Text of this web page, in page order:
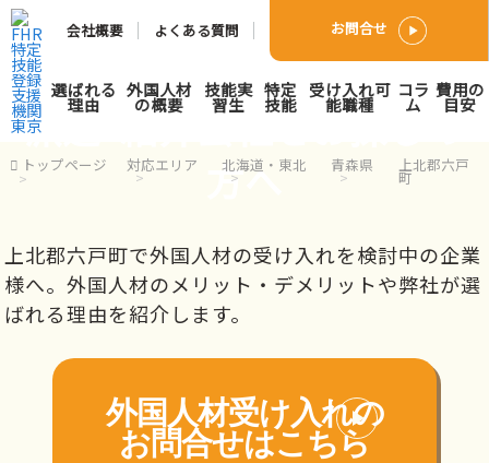
会社概要 よくある質問 お問合せ
選ばれる
理由
外国人材
の概要
技能実
習生
特定
技能
受け入れ可
能職種
コラ
ム
費用の
目安
上北郡六戸町で外国人人材
派遣･紹介会社をお探しの
方へ
トップページ 対応エリア 北海道・東北 青森県 上北郡六戸
町
上北郡六戸町で外国人材の受け入れを検討中の企業
様へ。外国人材のメリット・デメリットや弊社が選
ばれる理由を紹介します。
外国人材受け入れの
お問合せはこちら